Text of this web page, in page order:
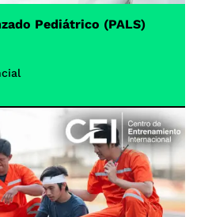
Pediátrico (PALS)